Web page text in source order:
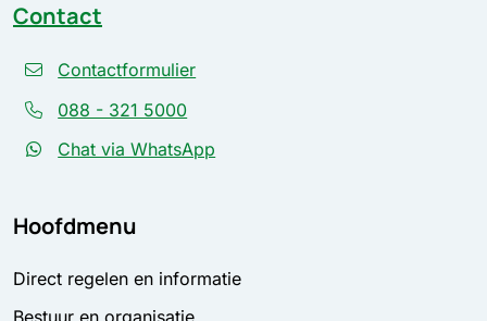
Contact
Contactformulier
088 - 321 5000
Chat via WhatsApp
Hoofdmenu
Direct regelen en informatie